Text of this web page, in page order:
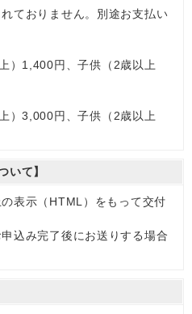
ておりません。別途お支払い
）1,400円、子供（2歳以上
）3,000円、子供（2歳以上
いて】
表示（HTML）をもって交付
込み完了後にお送りする場合